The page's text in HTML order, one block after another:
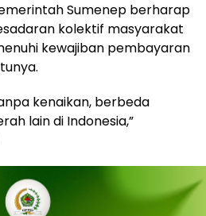
Sumenep berharap
kolektif masyarakat
kewajiban pembayaran
kenaikan, berbeda
lain di Indonesia,”